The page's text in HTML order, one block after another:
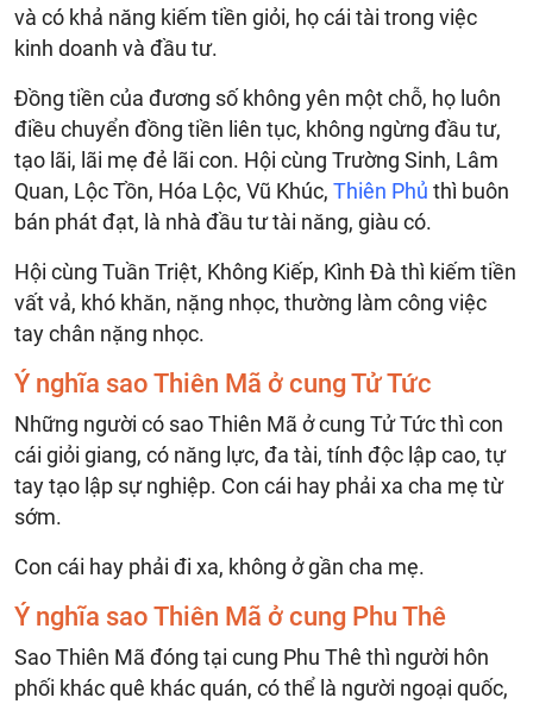
và có khả năng kiếm tiền giỏi, họ cái tài trong việc
kinh doanh và đầu tư.
Đồng tiền của đương số không yên một chỗ, họ luôn
điều chuyển đồng tiền liên tục, không ngừng đầu tư,
tạo lãi, lãi mẹ đẻ lãi con. Hội cùng Trường Sinh, Lâm
Quan, Lộc Tồn, Hóa Lộc, Vũ Khúc, Thiên Phủ thì buôn
bán phát đạt, là nhà đầu tư tài năng, giàu có.
Hội cùng Tuần Triệt, Không Kiếp, Kình Đà thì kiếm tiền
vất vả, khó khăn, nặng nhọc, thường làm công việc
tay chân nặng nhọc.
Ý nghĩa sao Thiên Mã ở cung Tử Tức
Những người có sao Thiên Mã ở cung Tử Tức thì con
cái giỏi giang, có năng lực, đa tài, tính độc lập cao, tự
tay tạo lập sự nghiệp. Con cái hay phải xa cha mẹ từ
sớm.
Con cái hay phải đi xa, không ở gần cha mẹ.
Ý nghĩa sao Thiên Mã ở cung Phu Thê
Sao Thiên Mã đóng tại cung Phu Thê thì người hôn
phối khác quê khác quán, có thể là người ngoại quốc,